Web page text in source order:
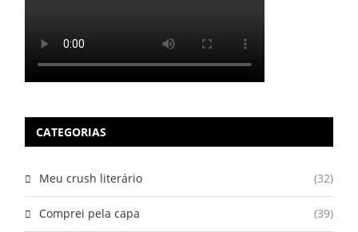
CATEGORIAS
Meu crush literário (32)
Comprei pela capa (39)